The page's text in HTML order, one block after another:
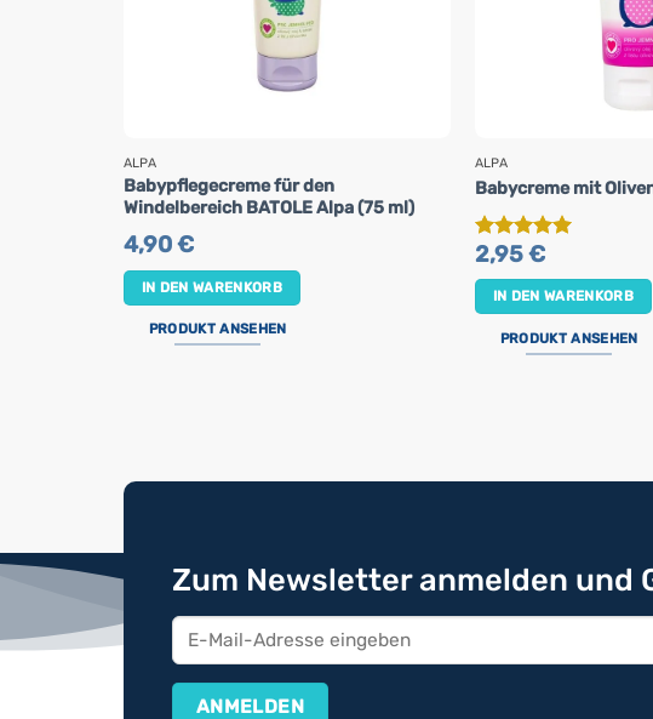
ALPA
Babypflegecreme für den
Windelbereich BATOLE Alpa (75 ml)
4,90€
IN DEN WARENKORB
PRODUKT ANSEHEN
ALPA
Babycreme mit
Bewertet
2,95€
IN DEN WARENKORB
PRODUKT ANSEHEN
Zum Newsletter anmelden und